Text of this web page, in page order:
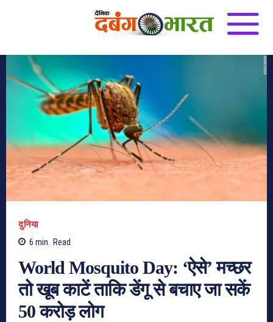
दुनिया
6 min. Read
World Mosquito Day: ‘ऐसे’ मच्‍छर
तो खूब काटें ताकि डेंगू से बचाए जा सकें
50 करोड़ लोग